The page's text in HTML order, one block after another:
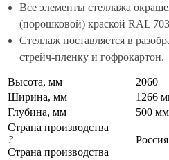
Все элементы стеллажа
(порошковой) краской RAL
Стеллаж поставляется в
стрейч-пленку и гофрокартон.
Высота, мм
2060
Ширина, мм
1266
Глубина, мм
500 мм
Страна производства
?
Страна производства
Россия